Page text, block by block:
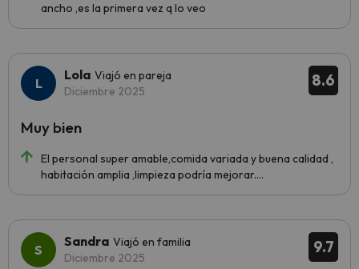
ancho ,es la primera vez q lo veo
8.6
Lola Viajó en pareja
Diciembre 2025
El personal super amable,comida variada y buena calidad ,
habitación amplia ,limpieza podría mejorar....
Muy bien
9.7
Sandra Viajó en familia
Diciembre 2025